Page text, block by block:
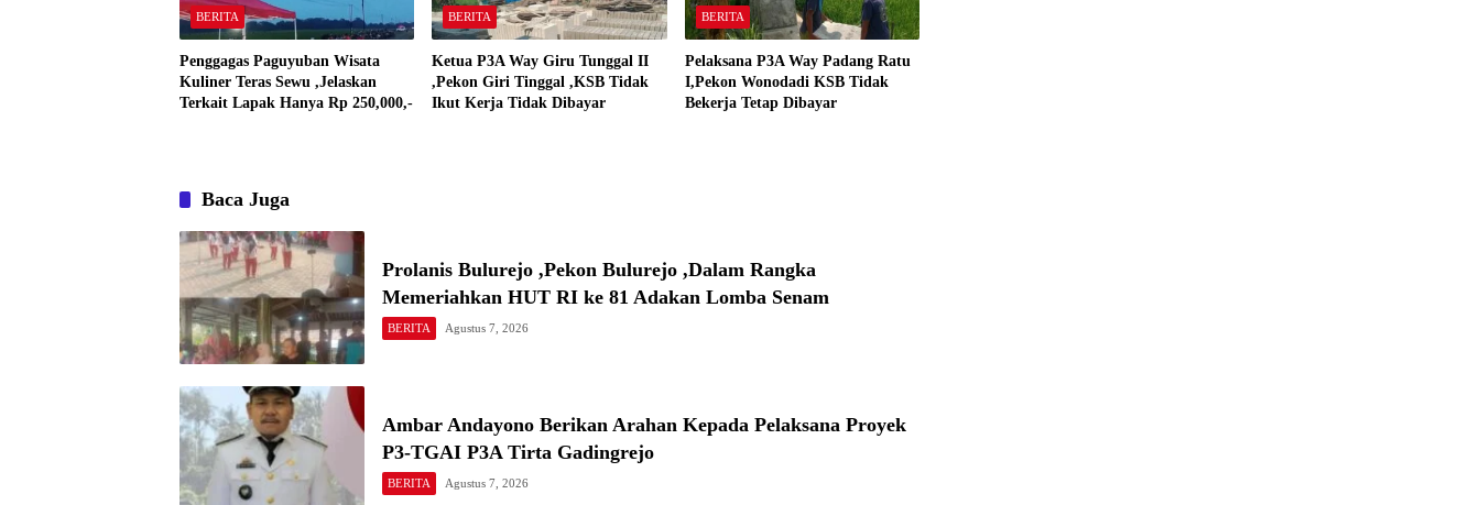
BERITA
Penggagas Paguyuban Wisata
Kuliner Teras Sewu ,Jelaskan
Terkait Lapak Hanya Rp 250,000,-
BERITA
Ketua P3A Way Giru Tunggal II
,Pekon Giri Tinggal ,KSB Tidak
Ikut Kerja Tidak Dibayar
BERITA
Pelaksana P3A Way Padang Ratu
I,Pekon Wonodadi KSB Tidak
Bekerja Tetap Dibayar
Baca Juga
Prolanis Bulurejo ,Pekon Bulurejo ,Dalam Rangka
Memeriahkan HUT RI ke 81 Adakan Lomba Senam
BERITA Agustus 7, 2026
Ambar Andayono Berikan Arahan Kepada Pelaksana Proyek
P3-TGAI P3A Tirta Gadingrejo
BERITA Agustus 7, 2026